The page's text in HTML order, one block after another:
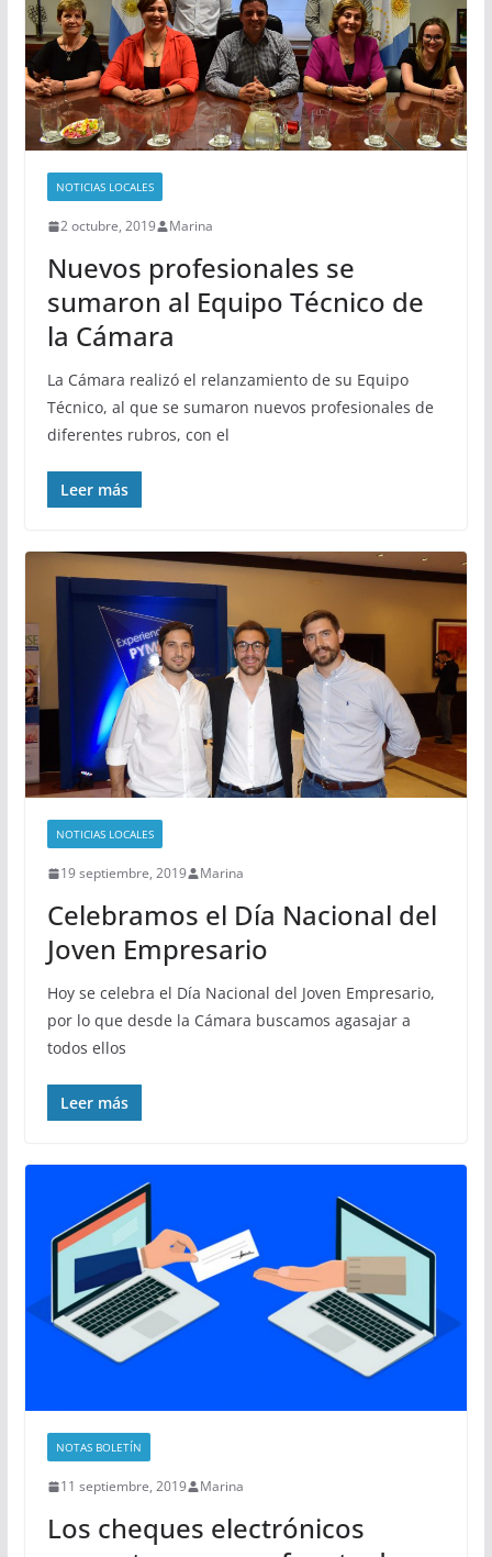
NOTICIAS LOCALES
2 octubre, 2019 Marina
Nuevos profesionales se
sumaron al Equipo Técnico de
la Cámara
La Cámara realizó el relanzamiento de su Equipo
Técnico, al que se sumaron nuevos profesionales de
diferentes rubros, con el
Leer más
NOTICIAS LOCALES
19 septiembre, 2019 Marina
Celebramos el Día Nacional del
Joven Empresario
Hoy se celebra el Día Nacional del Joven Empresario,
por lo que desde la Cámara buscamos agasajar a
todos ellos
Leer más
NOTAS BOLETÍN
11 septiembre, 2019 Marina
Los cheques electrónicos